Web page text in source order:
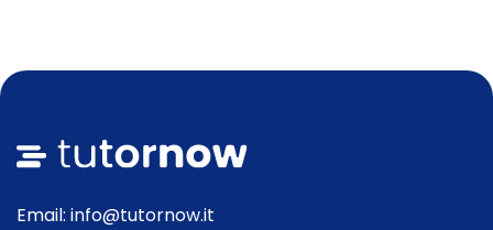
Email: info@tutornow.it